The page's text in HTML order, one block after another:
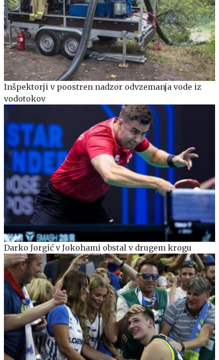
Inšpektorji v poostren nadzor odvzemanja vode iz
vodotokov
Darko Jorgić v Jokohami obstal v drugem krogu